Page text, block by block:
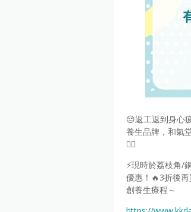
😔返工返到身心
養生品牌，和氣
❤️‍🔥
⚡現時於荔枝角/
優惠！🔥3折後
創養生療程～